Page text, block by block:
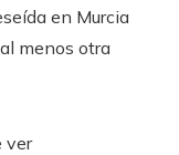
en Murcia
menos otra
ver